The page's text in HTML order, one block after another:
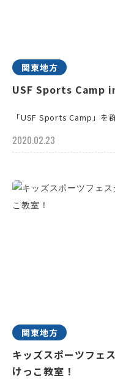
関東地方
USF Sports Camp
「USF Sports Camp」を
2020.02.23
関東地方
キッズスポーツフェ
けっこ教室！